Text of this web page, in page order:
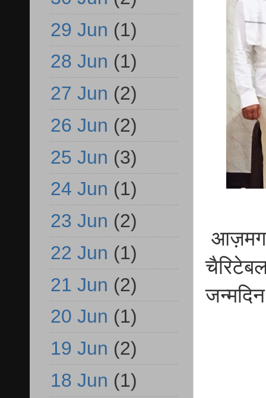
29 Jun (1)
28 Jun (1)
27 Jun (2)
26 Jun (2)
25 Jun (3)
24 Jun (1)
23 Jun (2)
22 Jun (1)
21 Jun (2)
20 Jun (1)
19 Jun (2)
18 Jun (1)